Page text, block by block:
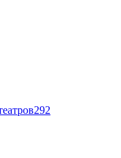
292